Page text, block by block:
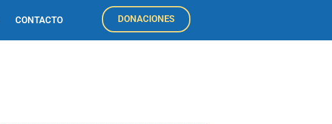
CONTACTO DONACIONES